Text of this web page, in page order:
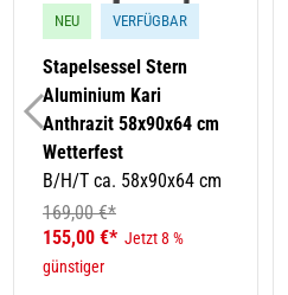
NEU VERFÜGBAR
Stapelsessel Stern
Aluminium Kari
Anthrazit 58x90x64 cm
Wetterfest
B/H/T ca. 58x90x64 cm
169,00 €*
155,00 €* Jetzt 8 %
günstiger